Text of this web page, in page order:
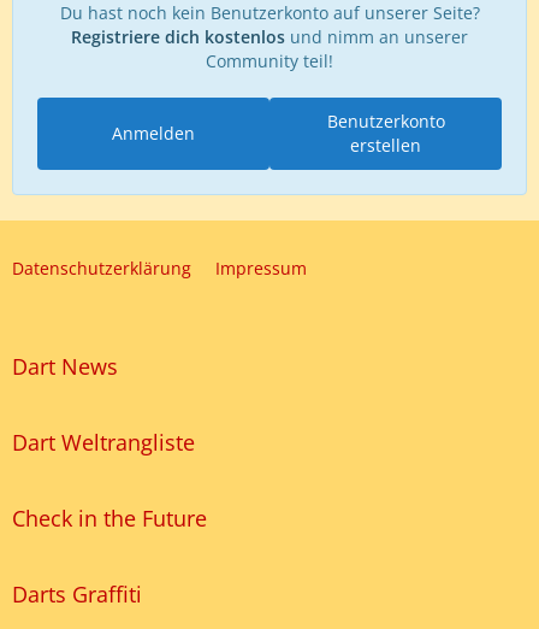
Du hast noch kein Benutzerkonto auf unserer Seite?
Registriere dich kostenlos und nimm an unserer
Community teil!
Benutzerkonto
erstellen
Anmelden
Datenschutzerklärung Impressum
Dart News
Dart Weltrangliste
Check in the Future
Darts Graffiti